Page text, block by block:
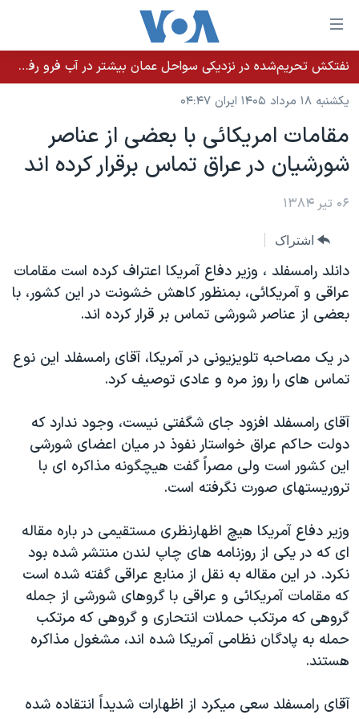
لینکهای
قابل
دسترسی
جهش
محتوای
اصلی
جهش
به
اصلی
جهش
به
جستجو
خانه
نسخه سبک وب‌سایت
موضوع ها
ایران
آمریکا
گزیده‌ها
ویژه برنامه‌ها
فرهنگ و زندگی
اقتصادی
علم و فناوری
اسرائیل در جنگ
آرشیو پخش زنده
برنامه های تلویزیونی
جدول برنامه ها
صفحه‌های ویژه
عملیات خشم حماسی
۲۵۰سالگی آمریکا
مستندها
حمله جمهوری اسلامی به اسرائیل
رمز مهسا
ورزش زنان در ایران
مجموعه مستندهای دادخواهی
تریبونال مردمی آبان ۹۸
دادگاه حمید نوری
چهل سال گروگان‌گیری
قانون شفافیت دارائی کادر رهبری ایران
فرکانس‌های صدای آمریکا
پخش رادیویی
دنبال کنید
زبانهای مختلف
نفتکش تحریم‌شده در نزدیکی سواحل عمان بیشتر در آب فرو رفت؛ نشت نفت ادامه دارد
یکشنبه ۱۸ مرداد ۱۴۰۵ ایران ۰۴:۴۷
مقامات امريکائی با بعضی از عناصر
شورشيان در عراق تماس برقرار کرده اند
۰۶ تیر ۱۳۸۴
اشتراک
دانلد رامسفلد ، وزير دفاع آمريکا اعتراف کرده است مقامات
عراقی و آمريکائی، بمنظور کاهش خشونت در اين کشور، با
بعضی از عناصر شورشی تماس بر قرار کرده اند.
در يک مصاحبه تلويزيونی در آمريکا، آقای رامسفلد اين نوع
تماس های را روز مره و عادی توصيف کرد.
آقای رامسفلد افزود جای شگفتی نيست، وجود ندارد که
دولت حاکم عراق خواستار نفوذ در ميان اعضای شورشی
اين کشور است ولی مصراً گفت هيچگونه مذاکره ای با
تروريستهای صورت نگرفته است.
وزير دفاع آمريکا هيچ اظهارنظری مستقيمی در باره مقاله
ای که در يکی از روزنامه های چاپ لندن منتشر شده بود
نکرد. در اين مقاله به نقل از منابع عراقی گفته شده است
که مقامات آمريکائی و عراقی با گروهای شورشی از جمله
گروهی که مرتکب حملات انتحاری و گروهی که مرتکب
حمله به پادگان نظامی آمريکا شده اند، مشغول مذاکره
هستند.
آقای رامسفلد سعی ميکرد از اظهارات شديداً انتقاده شده